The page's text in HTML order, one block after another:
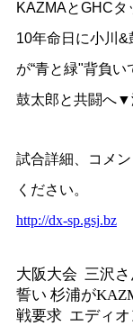
ア
公
式
サ
イ
ト
KAZMAとGHC
10年命日に小川
が“青と緑"背負
鼓太郎と共闘へ▼
試合詳細、コメ
ください。
http://dx-sp.gsj.bz
大阪大会 三沢
誓い 杉浦が
戦要求 エディ